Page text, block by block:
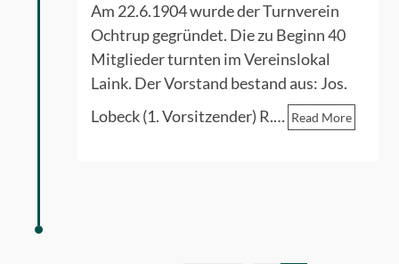
Am 22.6.1904 wurde der Turnverein
Ochtrup gegründet. Die zu Beginn 40
Mitglieder turnten im Vereinslokal
Laink. Der Vorstand bestand aus: Jos.
Lobeck (1. Vorsitzender) R.… Read More